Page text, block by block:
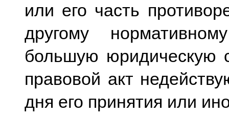
или его часть
другому
большую юридическую
правовой акт
дня его принятия или